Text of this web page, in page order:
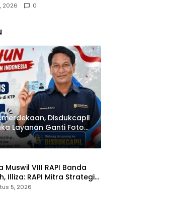
Tiga
2026 0
Disdukcapil
Layanan Ganti Foto
Muswil VIII RAPI Banda
Illiza: RAPI Mitra Strategis
5, 2026